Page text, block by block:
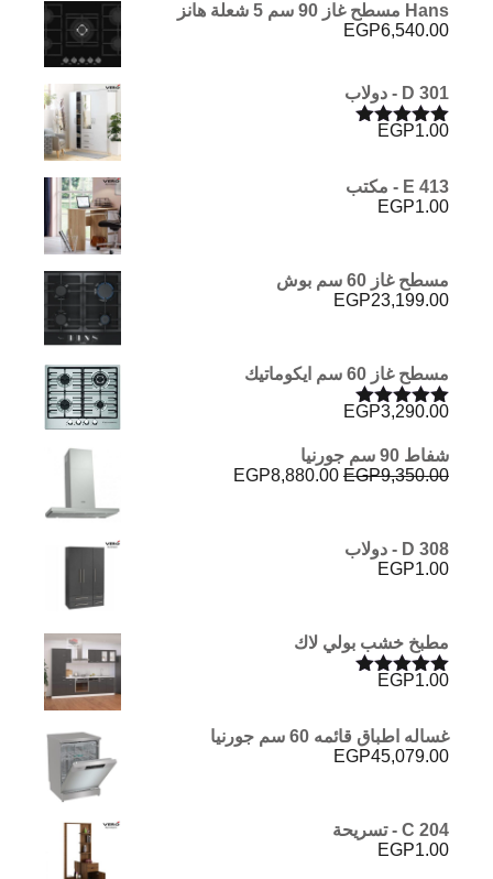
Hans مسطح غاز 90 سم 5 شعلة هانز
EGP6,540.00
D 301 - دولاب
تم التقييم
EGP1.00
E 413 - مكتب
EGP1.00
مسطح غاز 60 سم بوش
EGP23,199.00
مسطح غاز 60 سم ايكوماتيك
تم التقييمEGP3,290.00
شفاط 90 سم جورنيا
EGP9,350.00
السعر
EGP8,880.00
D 308 - دولاب
EGP1.00
مطبخ خشب بولي لاك
تم التقييم
EGP1.00
غساله اطباق قائمه 60 سم جورنيا
EGP45,079.00
C 204 - تسريحة
EGP1.00